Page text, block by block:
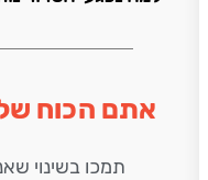
אתם הכוח
תמכו בשינוי